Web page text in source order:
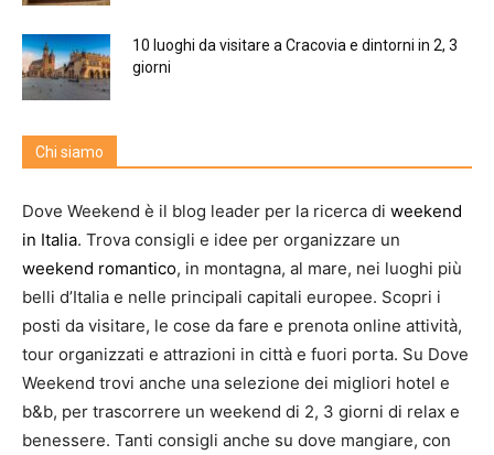
10 luoghi da visitare a Cracovia e dintorni in 2, 3
giorni
Chi siamo
Dove Weekend è il blog leader per la ricerca di weekend
in Italia. Trova consigli e idee per organizzare un
weekend romantico, in montagna, al mare, nei luoghi più
belli d’Italia e nelle principali capitali europee. Scopri i
posti da visitare, le cose da fare e prenota online attività,
tour organizzati e attrazioni in città e fuori porta. Su Dove
Weekend trovi anche una selezione dei migliori hotel e
b&b, per trascorrere un weekend di 2, 3 giorni di relax e
benessere. Tanti consigli anche su dove mangiare, con